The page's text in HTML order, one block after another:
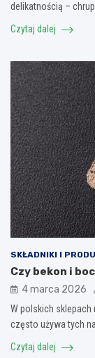
delikatnością –
Czytaj dalej
SKŁADNIKI I
Czy bekon i
4 marca 2026
W polskich sklepach
często używa tych
Czytaj dalej